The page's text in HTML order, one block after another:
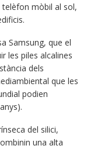
telèfon mòbil al sol,
Samsung, que el
les piles alcalines
dels
que les
podien
del silici,
una alta